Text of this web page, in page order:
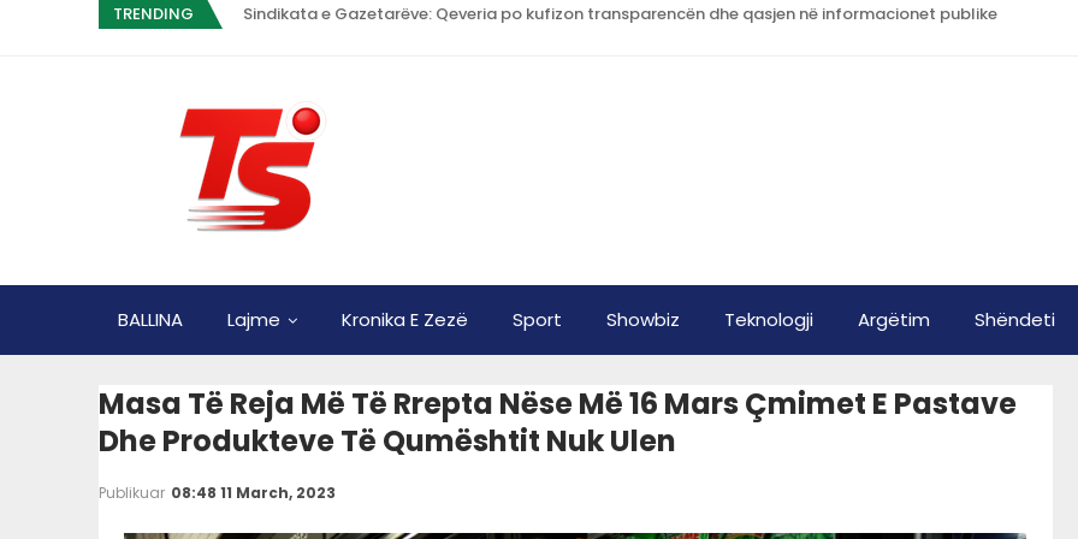
TRENDING Sindikata e Gazetarëve: Qeveria po kufizon transparencën dhe qasjen në informacionet publike
BALLINA Lajme Kronika E Zezë Sport Showbiz Teknologji Argëtim Shëndeti
Masa Të Reja Më Të Rrepta Nëse Më 16 Mars Çmimet E Pastave
Dhe Produkteve Të Qumështit Nuk Ulen
Publikuar 08:48 11 March, 2023